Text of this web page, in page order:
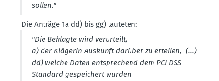
sollen."
Die Anträge 1a dd) bis gg) lauteten:
"Die Beklagte wird verur­teilt,
a) der Klägerin Auskunft darüber zu erteilen, (...)
dd) welche Daten entspre­chend dem PCI DSS
Standard gespei­chert wurden